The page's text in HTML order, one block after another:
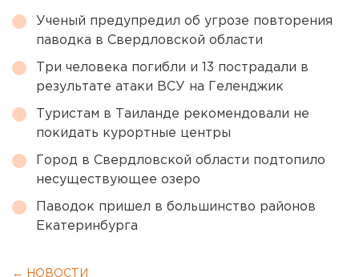
Ученый предупредил об угрозе повторения
паводка в Свердловской области
Три человека погибли и 13 пострадали в
результате атаки ВСУ на Геленджик
Туристам в Таиланде рекомендовали не
покидать курортные центры
Город в Свердловской области подтопило
несуществующее озеро
Паводок пришел в большинство районов
Екатеринбурга
← НОВОСТИ